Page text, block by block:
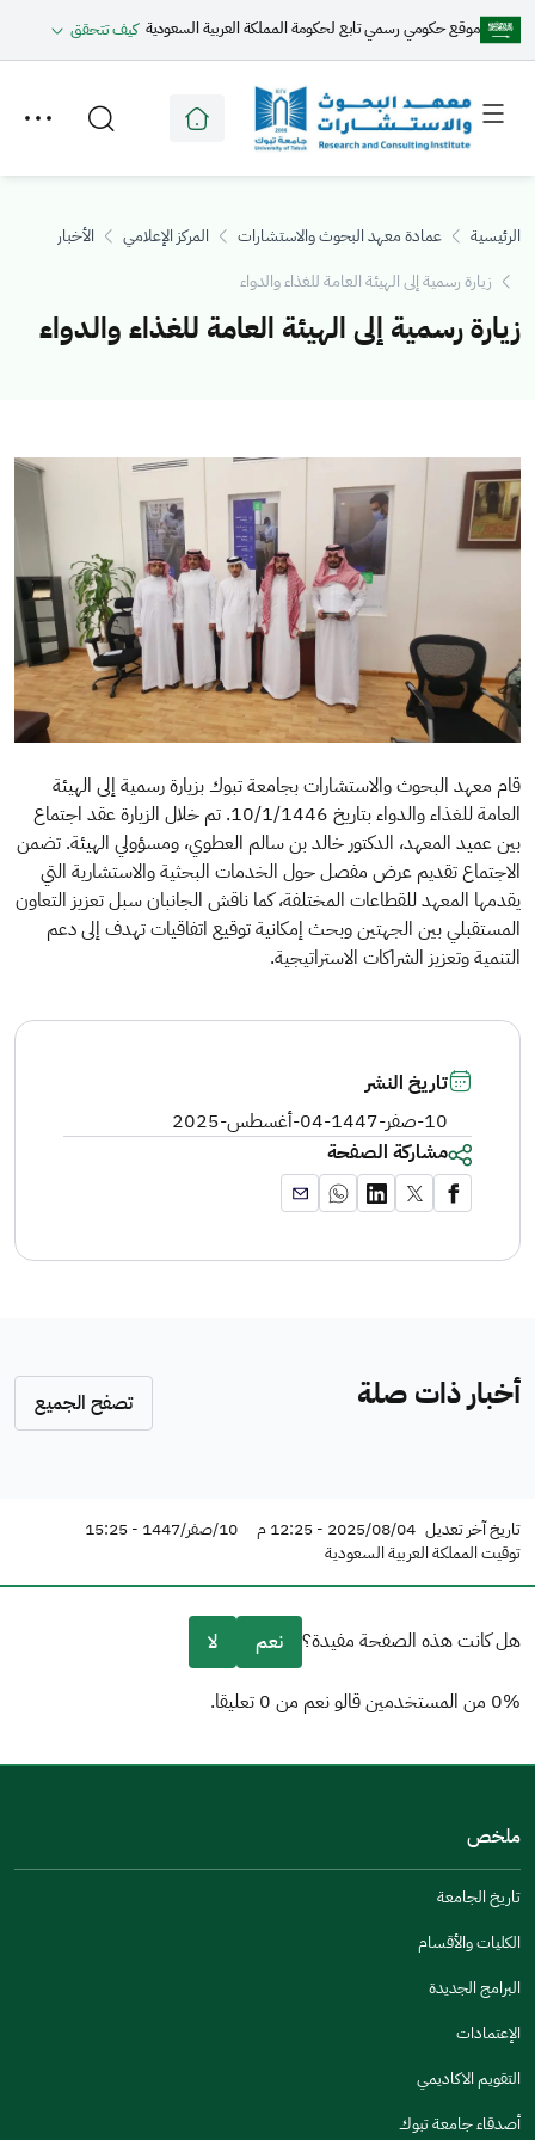
موقع حكومي رسمي تابع لحكومة المملكة العربية السعودية كيف تتحقق
Toggle
menu
Toggle
secondary
menu
الرئيسية عمادة معهد البحوث والاستشارات المركز الإعلامي
الأخبار
زيارة رسمية إلى الهيئة العامة للغذاء والدواء
زيارة رسمية إلى الهيئة العامة للغذاء والدواء
الصورة
قام معهد البحوث والاستشارات بجامعة تبوك بزيارة رسمية إلى الهيئة
العامة للغذاء والدواء بتاريخ 10/1/1446. تم خلال الزيارة عقد اجتماع
بين عميد المعهد، الدكتور خالد بن سالم العطوي، ومسؤولي الهيئة. تضمن
الاجتماع تقديم عرض مفصل حول الخدمات البحثية والاستشارية التي
يقدمها المعهد للقطاعات المختلفة، كما ناقش الجانبان سبل تعزيز التعاون
المستقبلي بين الجهتين وبحث إمكانية توقيع اتفاقيات تهدف إلى دعم
التنمية وتعزيز الشراكات الاستراتيجية.
تاريخ النشر
10-صفر-1447
-04-أغسطس-2025
مشاركة الصفحة
أخبار ذات صلة تصفح الجميع
تاريخ آخر تعديل 2025/08/04 - 12:25 م
10/صفر/1447 - 15:25
توقيت المملكة العربية السعودية
هل كانت هذه الصفحة مفيدة؟ نعم لا
0% من المستخدمين قالو نعم من 0 تعليقا.
مكتوبة بشكل جيد
الإجابات كانت مرتبطة
تصميمه يجعله سهل القراءة
جنس
ملخص
تاريخ الجامعة
الكليات والأقسام
البرامج الجديدة
الإعتمادات
التقويم الاكاديمي
أصدقاء جامعة تبوك